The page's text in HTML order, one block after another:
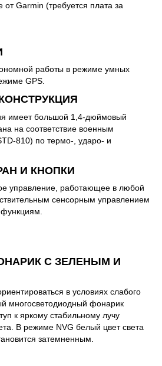
Garmin (требуется плата за
работы в режиме умных
GPS.
имеет большой 1,4-дюймовый
на соответствие военным
810) по термо-, ударо- и
И КНОПКИ
управление, работающее в любой
сенсорным управлением
С ЗЕЛЕНЫМ И
в условиях слабого
многосветодиодный фонарик
к яркому стабильному лучу
В режиме NVG белый цвет света
затемненным.